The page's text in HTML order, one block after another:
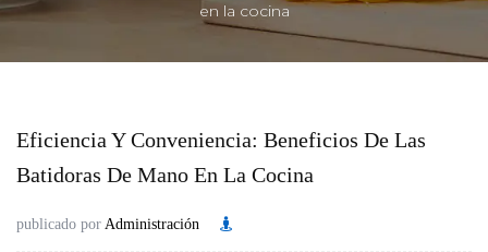
en la cocina
Eficiencia Y Conveniencia: Beneficios De Las
Batidoras De Mano En La Cocina
publicado por Administración